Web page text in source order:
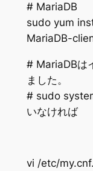
# MariaDB
sudo yum
MariaDB-
# MariaDBは
ました。
# sudo
いなければ
vi /etc/